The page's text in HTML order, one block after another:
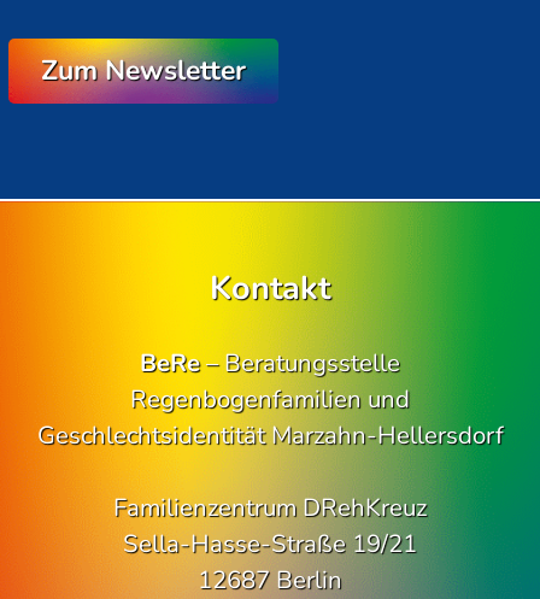
Zum Newsletter
Kontakt
BeRe– Beratungsstelle
Regenbogenfamilien und
Geschlechtsidentität Marzahn-Hellersdorf
Familienzentrum DRehKreuz
Sella-Hasse-Straße 19/21
12687 Berlin